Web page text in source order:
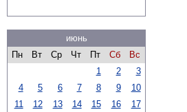
июнь
Пн
Вт Ср Чт Пт Сб
Вс
1
2
3
4
5 6 7 8 9
10
11
12 13 14 15 16
17